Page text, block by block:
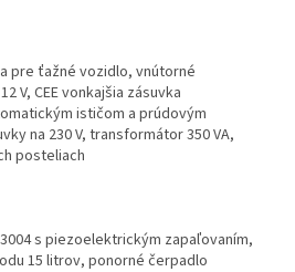
pre ťažné vozidlo, vnútorné
V, CEE vonkajšia zásuvka
ističom a prúdovým
na 230 V, transformátor 350 VA,
posteliach
s piezoelektrickým zapaľovaním,
15 litrov, ponorné čerpadlo